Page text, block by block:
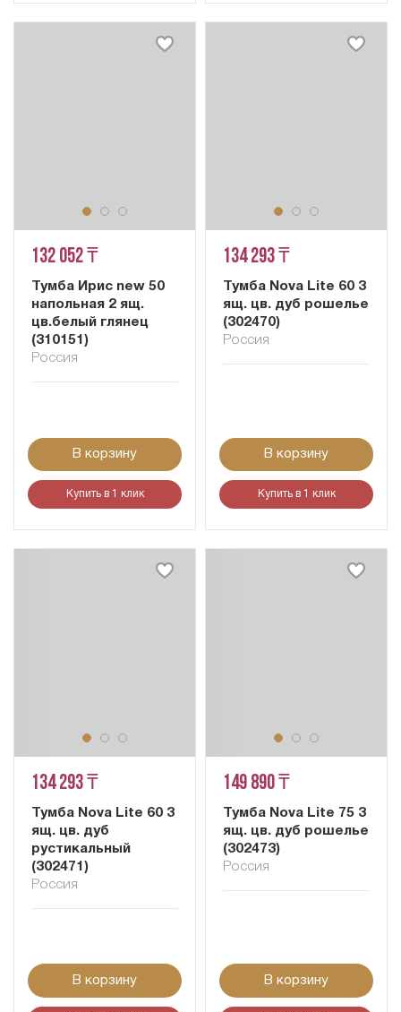
132 052 ₸
Тумба Ирис new 50
напольная 2 ящ.
цв.белый глянец
(310151)
Россия
В корзину
Купить в 1 клик
134 293 ₸
Тумба Nova Lite 60 3
ящ. цв. дуб рошелье
(302470)
Россия
В корзину
Купить в 1 клик
134 293 ₸
Тумба Nova Lite 60 3
ящ. цв. дуб
рустикальный
(302471)
Россия
В корзину
149 890 ₸
Тумба Nova Lite 75 3
ящ. цв. дуб рошелье
(302473)
Россия
В корзину